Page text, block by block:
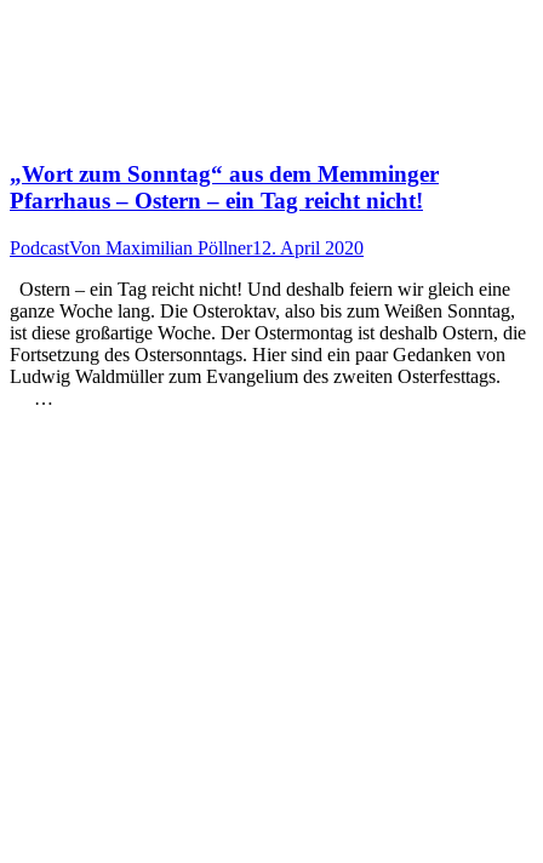
„Wort zum Sonntag“ aus dem Memminger
Pfarrhaus – Ostern – ein Tag reicht nicht!
PodcastVon Maximilian Pöllner12. April 2020
Ostern – ein Tag reicht nicht! Und deshalb feiern wir gleich eine
ganze Woche lang. Die Osteroktav, also bis zum Weißen Sonntag,
ist diese großartige Woche. Der Ostermontag ist deshalb Ostern, die
Fortsetzung des Ostersonntags. Hier sind ein paar Gedanken von
Ludwig Waldmüller zum Evangelium des zweiten Osterfesttags.
…